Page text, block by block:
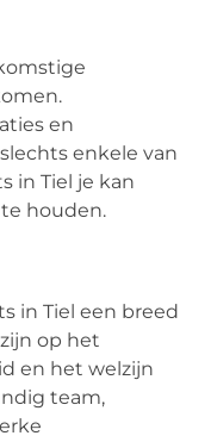
en
enkele van
in Tiel je kan
houden.
in Tiel een breed
op het
en het welzijn
team,